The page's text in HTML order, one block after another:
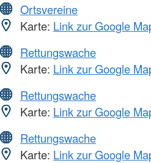
Ortsvereine
Karte: Link zur Google
Rettungswache
Karte: Link zur Google
Rettungswache
Karte: Link zur Google
Rettungswache
Karte: Link zur Google